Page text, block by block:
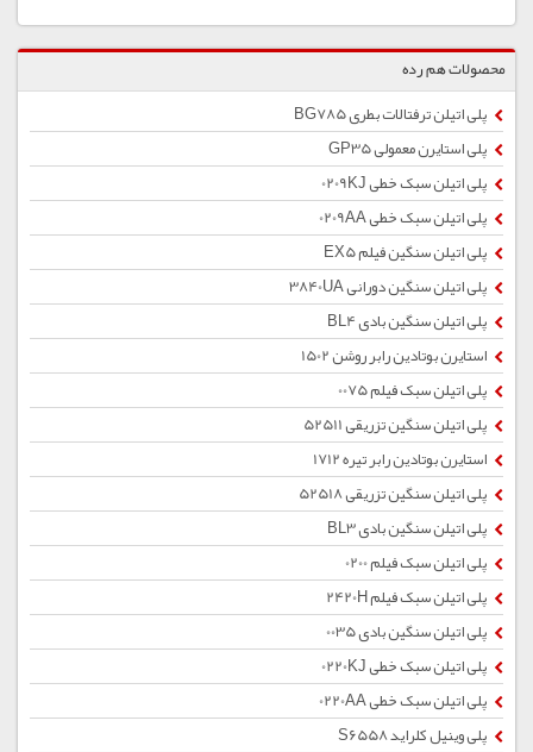
محصولات هم رده
پلی اتیلن ترفتالات بطری BG785
پلی استایرن معمولی GP35
پلی اتیلن سبک خطی 0209KJ
پلی اتیلن سبک خطی 0209AA
پلی اتیلن سنگین فیلم EX5
پلی اتیلن سنگین دورانی 3840UA
پلی اتیلن سنگین بادی BL4
استایرن بوتادین رابر روشن 1502
پلی اتیلن سبک فیلم 0075
پلی اتیلن سنگین تزریقی 52511
استایرن بوتادین رابر تیره 1712
پلی اتیلن سنگین تزریقی 52518
پلی اتیلن سنگین بادی BL3
پلی اتیلن سبک فیلم 0200
پلی اتیلن سبک فیلم 2420H
پلی اتیلن سنگین بادی 0035
پلی اتیلن سبک خطی 0220KJ
پلی اتیلن سبک خطی 0220AA
پلی وینیل کلراید S6558